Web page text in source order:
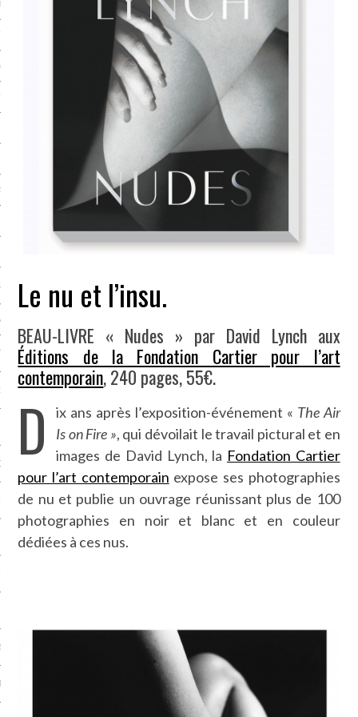
GUERRE
EN VOD
Le nu et l’insu.
BEAU-LIVRE « Nudes » par David Lynch aux
Éditions de la Fondation Cartier pour l’art
contemporain, 240 pages, 55€.
D ix ans après l’exposition-événement « The Air
Is on Fire », qui dévoilait le travail pictural et en
images de David Lynch, la Fondation Cartier
pour l’art contemporain expose ses photographies
de nu et publie un ouvrage réunissant plus de 100
photographies en noir et blanc et en couleur
dédiées à ces nus.